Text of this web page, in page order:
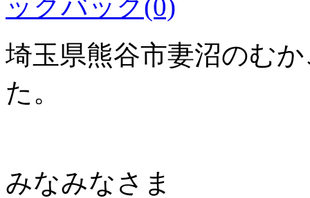
ックバック(0)
埼玉県熊谷市妻沼のむ
た。
みなみなさま